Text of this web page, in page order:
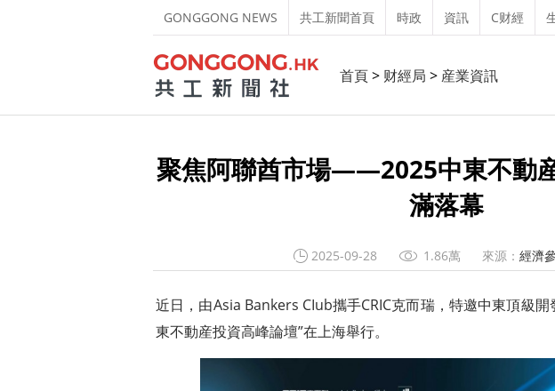
GONGGONG NEWS 共工新聞首頁 時政 資訊 C财經
首頁> 财經局 > 産業資訊
聚焦阿聯酋市場——2025中東不動
滿落幕
2025-09-28 1.86萬 來源： 經濟
近日，由Asia Bankers CIub攜手CRIC克而瑞，特邀中東頂級
東不動産投資高峰論壇”在上海舉行。